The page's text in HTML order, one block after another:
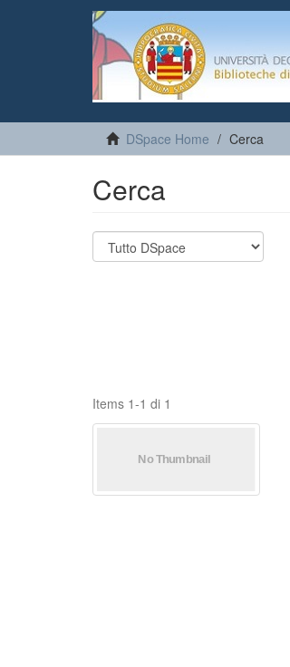
DSpace Home Cerca
Cerca
Items 1-1 di 1